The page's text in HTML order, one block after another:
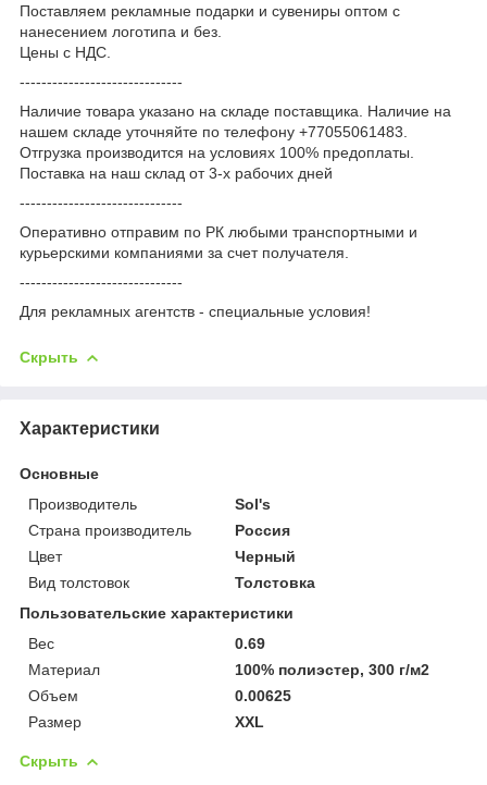
Поставляем рекламные подарки и сувениры оптом с
нанесением логотипа и без.
Цены с НДС.
------------------------------
Наличие товара указано на складе поставщика. Наличие на
нашем складе уточняйте по телефону +77055061483.
Отгрузка производится на условиях 100% предоплаты.
Поставка на наш склад от 3-x рабочих дней
------------------------------
Оперативно отправим по РК любыми транспортными и
курьерскими компаниями за счет получателя.
------------------------------
Для рекламных агентств - специальные условия!
Скрыть
Характеристики
Основные
Производитель
Sol's
Страна производитель
Россия
Цвет
Черный
Вид толстовок
Толстовка
Пользовательские характеристики
Вес
0.69
Материал
100% полиэстер, 300 г/м2
Объем
0.00625
Размер
XXL
Скрыть